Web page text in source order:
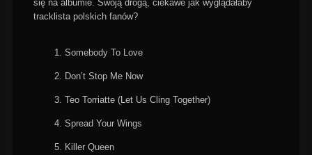
się na albumie. Swoją drogą, ciekawe jak wyglądałaby
tracklista polskich fanów?
Somebody To Love
Don’t Stop Me Now
Teo Torriatte (Let Us Cling Together)
Spread Your Wings
Killer Queen